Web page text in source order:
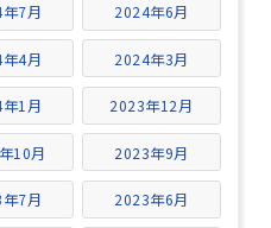
7月 2024年6月
4月 2024年3月
1月 2023年12月
10月 2023年9月
7月 2023年6月